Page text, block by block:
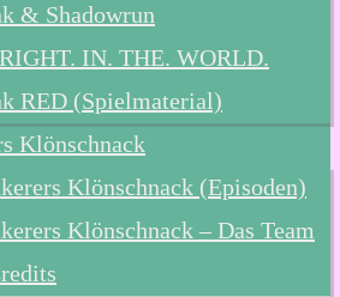
& Shadowrun
IN. THE. WORLD.
RED (Spielmaterial)
Klönschnack
Klönschnack (Episoden)
Klönschnack – Das Team